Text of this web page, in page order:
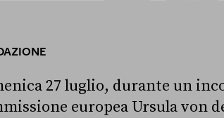
27 luglio, durante un
europea Ursula von